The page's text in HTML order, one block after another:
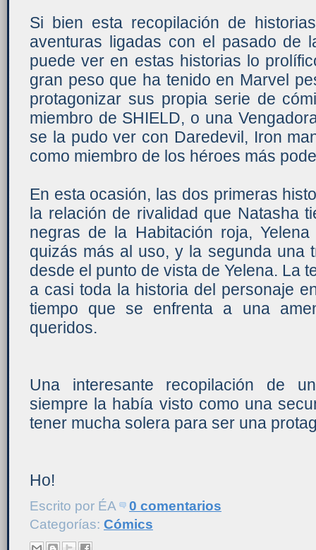
Si bien esta recopilación de
aventuras ligadas con el pasado de
puede ver en estas historias lo
gran peso que ha tenido en Marvel
protagonizar sus propia serie de
miembro de SHIELD, o una
se la pudo ver con Daredevil, Iron
como miembro de los héroes más
En esta ocasión, las dos primeras
la relación de rivalidad que Natasha
negras de la Habitación roja,
quizás más al uso, y la segunda una
desde el punto de vista de Yelena. La
a casi toda la historia del personaje
tiempo que se enfrenta a una
queridos.
Una interesante recopilación de
siempre la había visto como una
tener mucha solera para ser una
Ho!
Escrito por ÉA
0 comentarios
Categorías: Cómics